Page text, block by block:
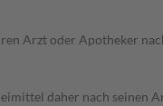
Arzt oder Apotheker
daher nach seinen